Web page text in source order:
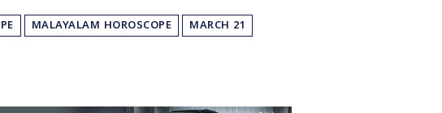
MALAYALAM HOROSCOPE
MARCH 21